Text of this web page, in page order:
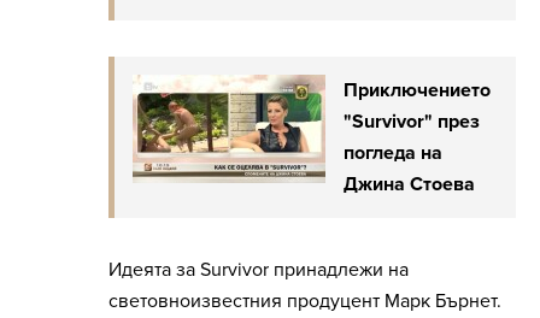
Приключението
"Survivor" през
погледа на
Джина Стоева
Идеята за Survivor принадлежи на
световноизвестния продуцент Марк Бърнет.